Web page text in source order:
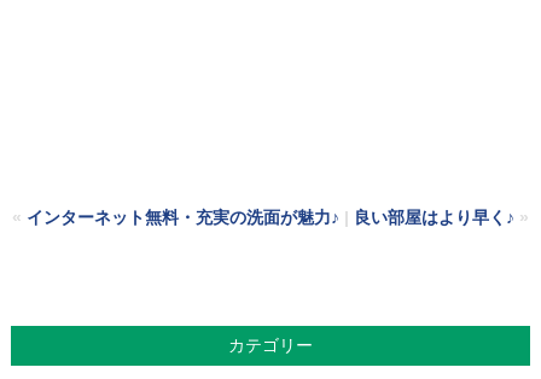
« インターネット無料・充実の洗面が魅力♪ | 良い部屋はより早く♪ »
カテゴリー